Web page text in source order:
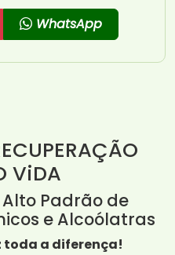
WhatsApp
ViDA
Padrão de
e Alcoólatras
toda a diferença!